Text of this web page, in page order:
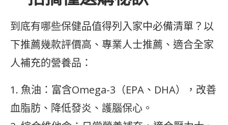
到底有哪些保健品值得列入家中必備清單？以
下推薦幾款評價高、專業人士推薦、適合全家
人補充的營養品：
1. 魚油：富含Omega-3（EPA、DHA），改善
血脂肪、降低發炎、護腦保心。